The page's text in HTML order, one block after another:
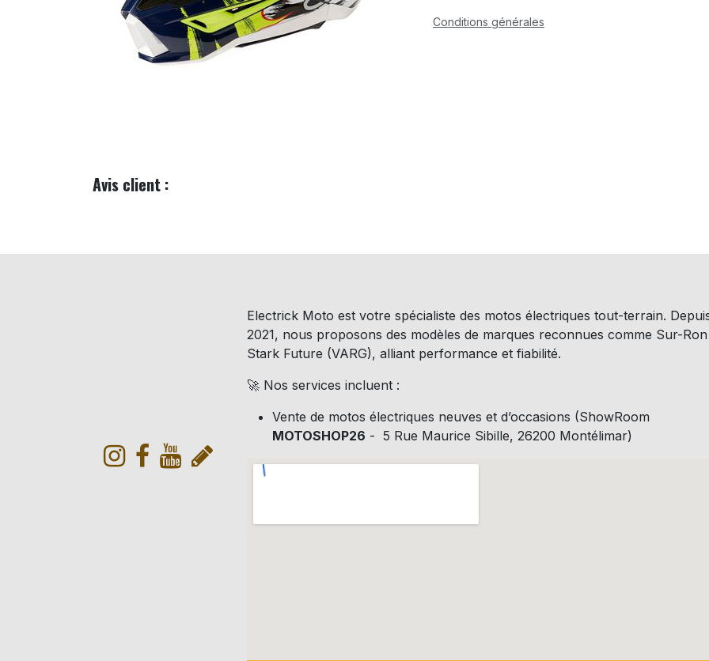
Conditions générales
Avis client :
Electrick Moto est votre spécialiste des motos électriques tout-terrain.
2021, nous proposons des modèles de marques reconnues comme Sur-
Stark Future (VARG), alliant performance et fiabilité.
🚀 Nos services incluent :
Vente de motos électriques neuves et d’occasions (ShowRoom
MOTOSHOP26 - 5 Rue Maurice Sibille, 26200 Montélimar)